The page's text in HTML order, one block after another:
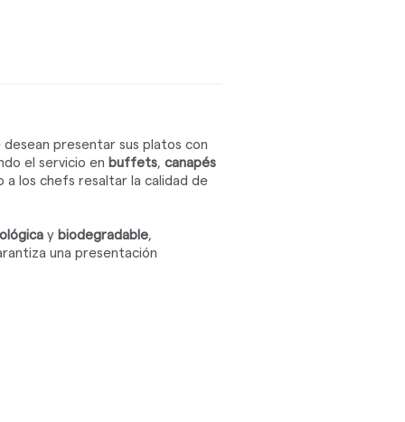
presentar sus platos con
el servicio en buffets, canapés
a los chefs resaltar la calidad de
y biodegradable,
una presentación